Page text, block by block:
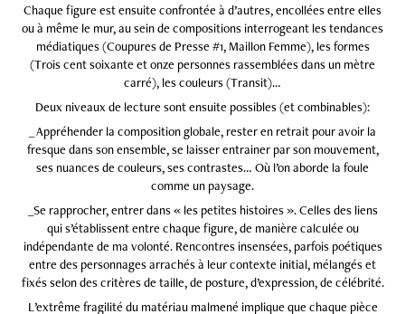
Chaque figure est ensuite confrontée à d’autres, encollées entre elles
ou à même le mur, au sein de compositions interrogeant les tendances
médiatiques (Coupures de Presse #1, Maillon Femme), les formes
(Trois cent soixante et onze personnes rassemblées dans un mètre
carré), les couleurs (Transit)…
Deux niveaux de lecture sont ensuite possibles (et combinables):
_ Appréhender la composition globale, rester en retrait pour avoir la
fresque dans son ensemble, se laisser entrainer par son mouvement,
ses nuances de couleurs, ses contrastes… Où l’on aborde la foule
comme un paysage.
_Se rapprocher, entrer dans « les petites histoires ». Celles des liens
qui s’établissent entre chaque figure, de manière calculée ou
indépendante de ma volonté. Rencontres insensées, parfois poétiques
entre des personnages arrachés à leur contexte initial, mélangés et
fixés selon des critères de taille, de posture, d’expression, de célébrité.
L’extrême fragilité du matériau malmené implique que chaque pièce